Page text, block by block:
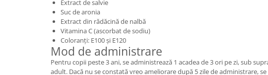
Extract de salvie
Suc de aronia
Extract din rădăcină de nalbă
Vitamina C (ascorbat de sodiu)
Coloranți: E100 și E120
Mod de administrare
Pentru copii peste 3 ani, se administrează 1 acadea de 3 ori pe zi, sub
adult. Dacă nu se constată vreo ameliorare după 5 zile de administrare,